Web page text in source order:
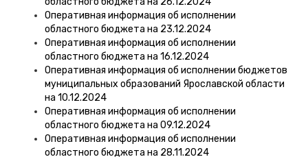
Оперативная информация об исполнении
областного бюджета на 23.12.2024
Оперативная информация об исполнении
областного бюджета на 16.12.2024
Оперативная информация об исполнении бюджетов
муниципальных образований Ярославской области
на 10.12.2024
Оперативная информация об исполнении
областного бюджета на 09.12.2024
Оперативная информация об исполнении
областного бюджета на 28.11.2024